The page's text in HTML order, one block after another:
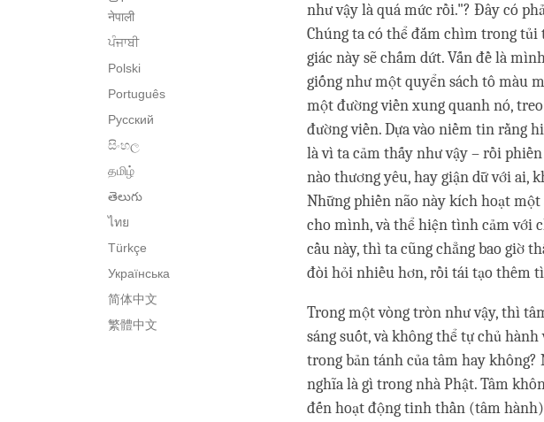
नेपाली
ਪੰਜਾਬੀ
Polski
Português
Русский
සිංහල
தமிழ்
తెలుగు
ไทย
Türkçe
Українська
简体中文
繁體中文
như vậy là quá mức rồi."? Đây có
Chúng ta có thể đắm chìm trong
giác này sẽ chấm dứt. Vấn đề là
giống như một quyển sách tô màu
một đường viền xung quanh nó,
đường viền. Dựa vào niềm tin rằng
là vì ta cảm thấy như vậy – rồi
nào thương yêu, hay giận dữ với
Những phiền não này kích hoạt
cho mình, và thể hiện tình cảm với
cầu này, thì ta cũng chẳng bao giờ
đòi hỏi nhiều hơn, rồi tái tạo thêm
Trong một vòng tròn như vậy, thì
sáng suốt, và không thể tự chủ
trong bản tánh của tâm hay
nghĩa là gì trong nhà Phật. Tâm
đến hoạt động tinh thần (tâm